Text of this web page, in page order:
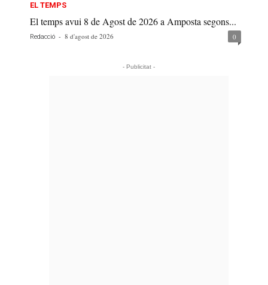
EL TEMPS
El temps avui 8 de Agost de 2026 a Amposta segons...
Redacció - 8 d'agost de 2026 0
- Publicitat -